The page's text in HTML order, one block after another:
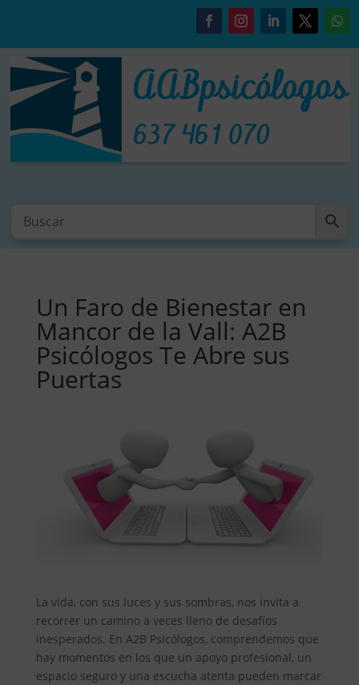
Un Faro de Bienestar en
Mancor de la Vall: A2B
Psicólogos Te Abre sus
Puertas
La vida, con sus luces y sus sombras, nos invita a
recorrer un camino a veces lleno de desafíos
inesperados. En A2B Psicólogos, comprendemos que
hay momentos en los que un apoyo profesional, un
espacio seguro y una escucha atenta pueden marcar